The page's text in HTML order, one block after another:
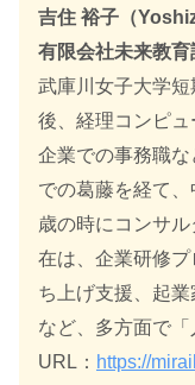
吉住 裕子（
有限会社未来教育
武庫川女子大学
後、経理コンピ
企業での事務職
での葛藤を経て
歳の時にコンサ
在は、企業研修
ち上げ支援、起
など、多方面で「
URL： https://